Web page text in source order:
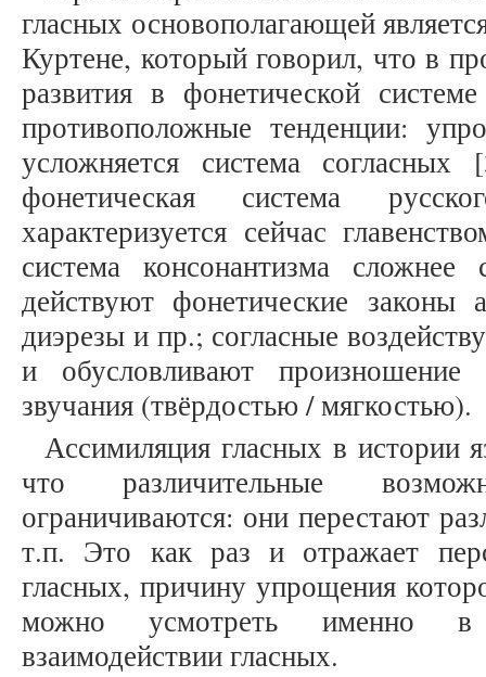
гласных основополагающей
Куртене, который говорил, что в
развития в фонетической
противоположные тенденции:
усложняется система
фонетическая система
характеризуется сейчас
система консонантизма
действуют фонетические законы
диэрезы и пр.; согласные
и обусловливают произношение
звучания (твёрдостью / мягкостью).
Ассимиляция гласных в истории
что различительные
ограничиваются: они перестают
т.п. Это как раз и отражает
гласных, причину упрощения
можно усмотреть именно в
взаимодействии гласных.